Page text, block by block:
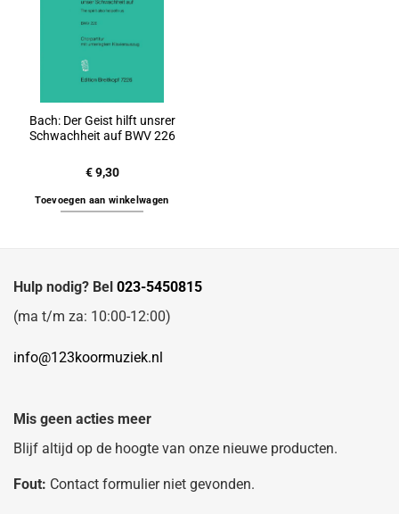
Bach: Der Geist hilft unsrer
Schwachheit auf BWV 226
€9,30
Toevoegen aan winkelwagen
Hulp nodig? Bel 023-5450815
(ma t/m za: 10:00-12:00)
info@123koormuziek.nl
Mis geen acties meer
Blijf altijd op de hoogte van onze nieuwe producten.
Fout: Contact formulier niet gevonden.